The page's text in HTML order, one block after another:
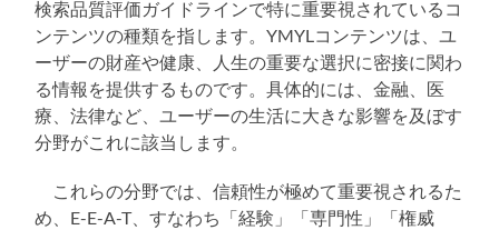
検索品質評価ガイドラインで特に重要視されているコ
ンテンツの種類を指します。YMYLコンテンツは、ユ
ーザーの財産や健康、人生の重要な選択に密接に関わ
る情報を提供するものです。具体的には、金融、医
療、法律など、ユーザーの生活に大きな影響を及ぼす
分野がこれに該当します。
これらの分野では、信頼性が極めて重要視されるた
め、E-E-A-T、すなわち「経験」「専門性」「権威